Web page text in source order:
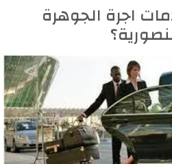
اجرة الجوهرة